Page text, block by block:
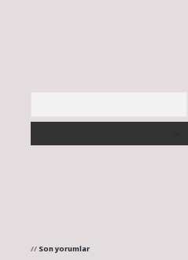
Son yorumlar